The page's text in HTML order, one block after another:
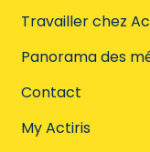
Travailler chez
Panorama des
Contact
My Actiris